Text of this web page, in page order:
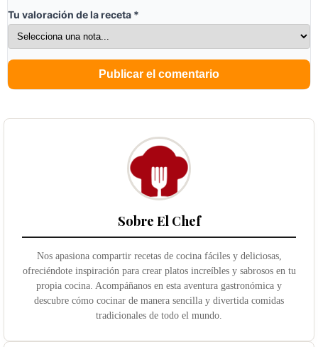
Tu valoración de la receta *
Sobre El Chef
Nos apasiona compartir recetas de cocina fáciles y deliciosas,
ofreciéndote inspiración para crear platos increíbles y sabrosos en tu
propia cocina. Acompáñanos en esta aventura gastronómica y
descubre cómo cocinar de manera sencilla y divertida comidas
tradicionales de todo el mundo.